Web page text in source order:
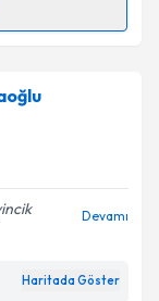
Devamı
Haritada Göster